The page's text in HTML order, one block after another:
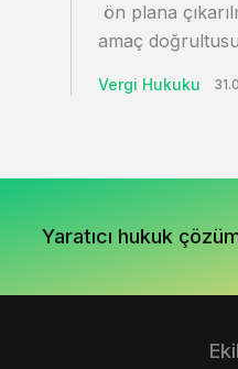
ön plana
amaç
Vergi Hukuku
Yaratıcı hukuk